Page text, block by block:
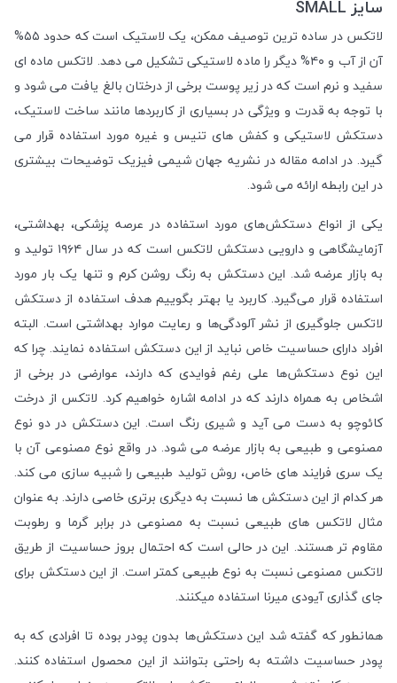
سایز SMALL
لاتکس در ساده ترین توصیف ممکن، یک لاستیک است که حدود ۵۵%
آن از آب و ۴۰% دیگر را ماده لاستیکی تشکیل می دهد. لاتکس ماده ای
سفید و نرم است که در زیر پوست برخی از درختان بالغ یافت می شود و
با توجه به قدرت و ویژگی در بسیاری از کاربردها مانند ساخت لاستیک،
دستکش لاستیکی و کفش های تنیس و غیره مورد استفاده قرار می
گیرد. در ادامه مقاله در نشریه جهان شیمی فیزیک توضیحات بیشتری
در این رابطه ارائه می شود.
یکی از انواع دستکش‌های مورد استفاده در عرصه پزشکی، بهداشتی،
آزمایشگاهی و دارویی دستکش لاتکس است که در سال ۱۹۶۴ تولید و
به بازار عرضه شد. این دستکش به رنگ روشن کرم و تنها یک بار مورد
استفاده قرار می‌گیرد‌. کاربرد یا بهتر بگوییم هدف استفاده از دستکش
لاتکس جلوگیری از نشر آلودگی‌ها و رعایت موارد بهداشتی است. البته
افراد دارای حساسیت خاص نباید از این دستکش استفاده نمایند. چرا که
این نوع دستکش‌ها علی رغم فوایدی که دارند، عوارضی در برخی از
اشخاص به همراه دارند که در ادامه اشاره خواهیم کرد. لاتکس از درخت
کائوچو به دست می آید و شیری رنگ است. این دستکش در دو نوع
مصنوعی و طبیعی به بازار عرضه می شود. در واقع نوع مصنوعی آن با
یک سری فرایند های خاص، روش تولید طبیعی را شبیه سازی می کند.
هر کدام از این دستکش ها نسبت به دیگری برتری خاصی دارند. به عنوان
مثال لاتکس های طبیعی نسبت به مصنوعی در برابر گرما و رطوبت
مقاوم تر هستند. این در حالی است که احتمال بروز حساسیت از طریق
لاتکس مصنوعی نسبت به نوع طبیعی کمتر است. از این دستکش برای
جای گذاری آیودی میرنا استفاده میکنند.
همانطور که گفته شد این دستکش‌ها بدون پودر بوده تا افرادی که به
پودر حساسیت داشته به راحتی بتوانند از این محصول استفاده کنند.